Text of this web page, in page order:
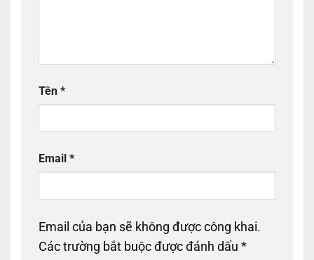
Tên *
Email *
Email của bạn sẽ không được công khai.
Các trường bắt buộc được đánh dấu *